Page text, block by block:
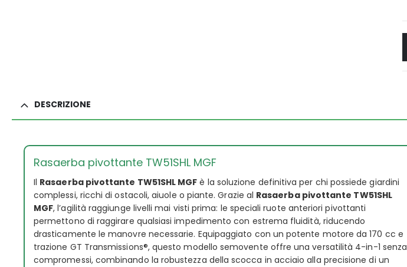
DESCRIZIONE
Rasaerba pivottante TW51SHL MGF
Il Rasaerba pivottante TW51SHL MGF è la soluzione definitiva per chi possiede giardini
complessi, ricchi di ostacoli, aiuole o piante. Grazie al Rasaerba pivottante TW51SHL
MGF, l’agilità raggiunge livelli mai visti prima: le speciali ruote anteriori pivottanti
permettono di raggirare qualsiasi impedimento con estrema fluidità, riducendo
drasticamente le manovre necessarie. Equipaggiato con un potente motore da 170 cc e
trazione GT Transmissions®, questo modello semovente offre una versatilità 4-in-1 senza
compromessi, combinando la robustezza della scocca in acciaio alla precisione di un